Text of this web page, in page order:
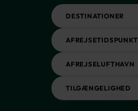
DESTINATIONER
AFREJSETIDSPUNKT
AFREJSELUFTHAVN
TILGÆNGELIGHED